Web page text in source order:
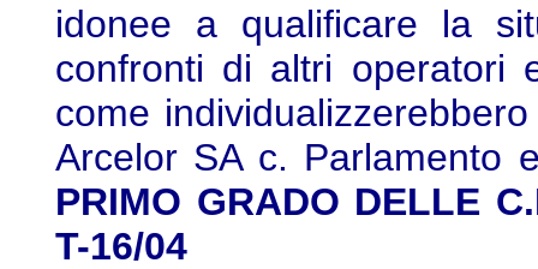
idonee a qualificare la
confronti di altri operatori
come
Arcelor SA c. Parlamento
PRIMO GRADO DELLE
T-16/04